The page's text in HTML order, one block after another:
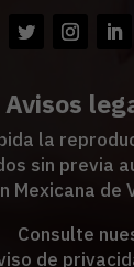
Avisos
la
sin previa
Mexicana de
Consulte
de